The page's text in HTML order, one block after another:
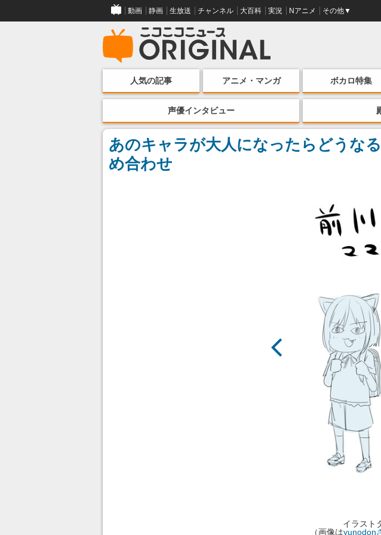
動画 静画 生放送 チャンネル 大百科 実況 Nアニメ その他▼
人気の記事 アニメ・マンガ ボカロ特集
声優インタビュー
あのキャラが大人になったらどうな
め合わせ
イラスト
（画像はyunodon